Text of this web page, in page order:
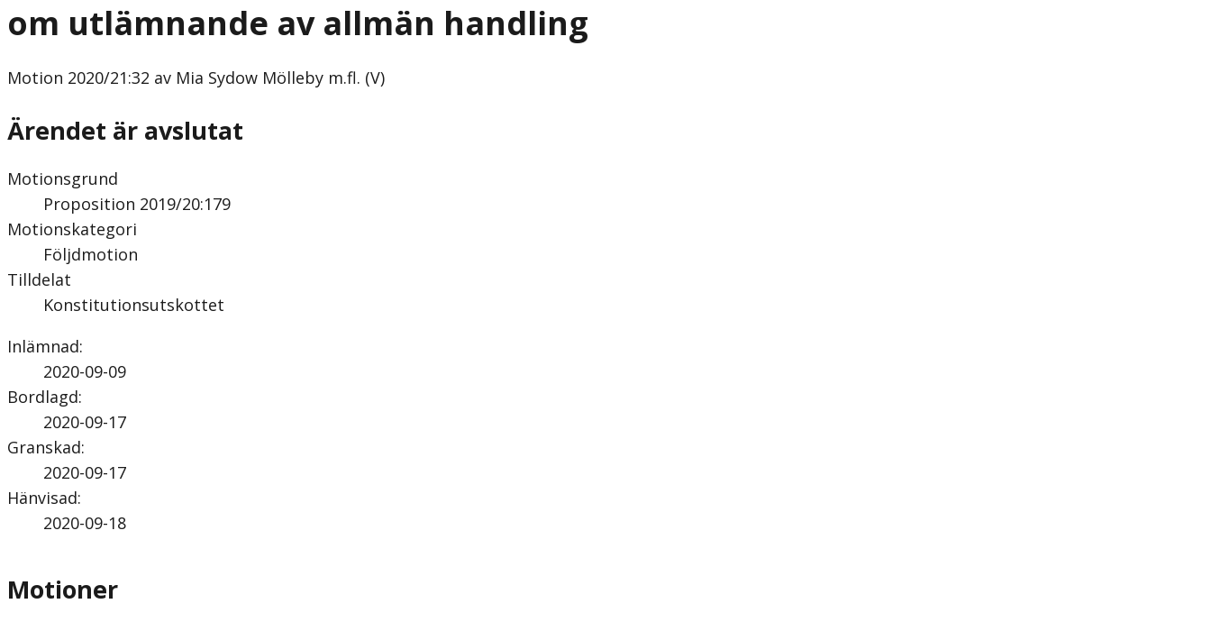
om utlämnande av allmän handling
Motion 2020/21:32 av Mia Sydow Mölleby m.fl. (V)
Ärendet är avslutat
Motionsgrund
Proposition 2019/20:179
Motionskategori
Följdmotion
Tilldelat
Konstitutionsutskottet
Inlämnad:
2020-09-09
Bordlagd:
2020-09-17
Granskad:
2020-09-17
Hänvisad:
2020-09-18
Motioner